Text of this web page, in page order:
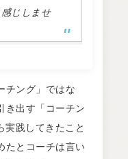
じしませ
チング」ではな
き出す「コーチン
践してきたこと
たとコーチは言い